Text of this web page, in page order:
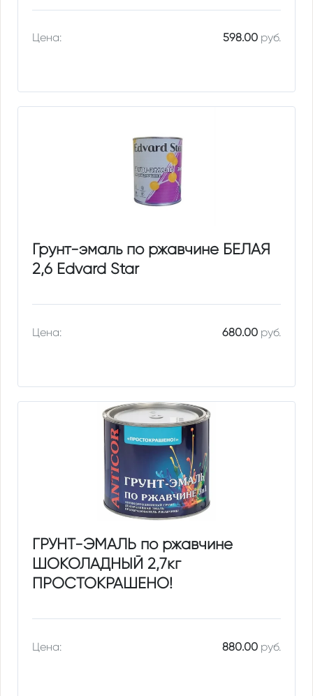
Цена: 598.00руб.
Грунт-эмаль по ржавчине БЕЛАЯ
2,6 Edvard Star
Цена: 680.00руб.
ГРУНТ-ЭМАЛЬ по ржавчине
ШОКОЛАДНЫЙ 2,7кг
ПРОСТОКРАШЕНО!
Цена: 880.00руб.